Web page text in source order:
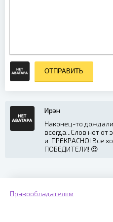
ОТПРАВИТЬ
Ирэн
Наконец-то
всегда...Слов нет
и ПРЕКРАСНО! Все
ПОБЕДИТЕЛИ! 😍
Правообладателям